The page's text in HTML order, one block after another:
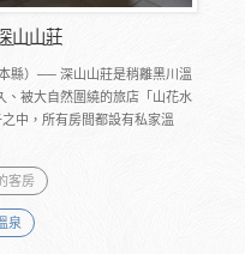
山山莊
縣）── 深山山莊是稍離黑川溫
、被大自然圍繞的旅店「山花水
中，所有房間都設有私家溫
客房
泉